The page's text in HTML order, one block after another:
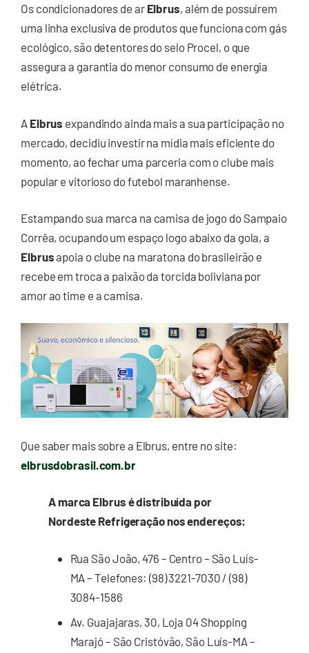
Os condicionadores de ar Elbrus, além de possuírem
uma linha exclusiva de produtos que funciona com gás
ecológico, são detentores do selo Procel, o que
assegura a garantia do menor consumo de energia
elétrica.
A Elbrus expandindo ainda mais a sua participação no
mercado, decidiu investir na mídia mais eficiente do
momento, ao fechar uma parceria com o clube mais
popular e vitorioso do futebol maranhense.
Estampando sua marca na camisa de jogo do Sampaio
Corrêa, ocupando um espaço logo abaixo da gola, a
Elbrusapoia o clube na maratona do brasileirão e
recebe em troca a paixão da torcida boliviana por
amor ao time e a camisa.
Que saber mais sobre a Elbrus, entre no site:
elbrusdobrasil.com.br
A marca Elbrus é distribuída por
Nordeste Refrigeração nos endereços:
Rua São João, 476 – Centro – São Luís-
MA – Telefones: (98) 3221-7030 / (98)
3084-1586
Av. Guajajaras, 30, Loja 04 Shopping
Marajó – São Cristóvão, São Luís-MA –